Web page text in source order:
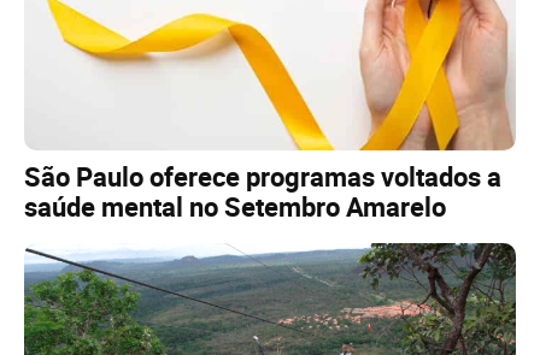
São Paulo oferece programas voltados a
saúde mental no Setembro Amarelo